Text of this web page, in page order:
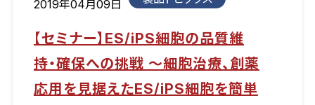
2019年04月09日
【セミナー】ES/iPS細胞の品質維
持・確保への挑戦 ～細胞治療、創薬
応用を見据えたES/iPS細胞を簡単